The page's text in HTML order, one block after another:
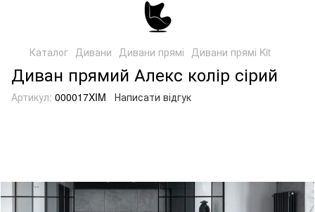
Каталог Дивани Дивани прямі Дивани прямі Kit
Диван прямий Алекс колір сірий
Артикул: 000017XIM Написати відгук